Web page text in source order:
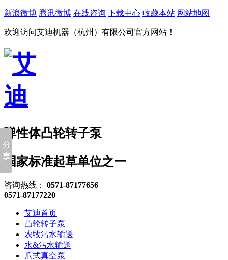
新浪微博 腾讯微博 在线咨询 下载中心 收藏本站 网站地图
欢迎访问艾迪机器（杭州）有限公司官方网站！
弹性体凸轮转子泵
国家标准起草单位之一
咨询热线：
0571-87177656
0571-87177220
艾迪首页
凸轮转子泵
农牧污水输送
水&污水输送
爪式真空泵